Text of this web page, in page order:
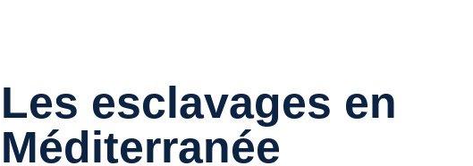
Les esclavages en
Méditerranée